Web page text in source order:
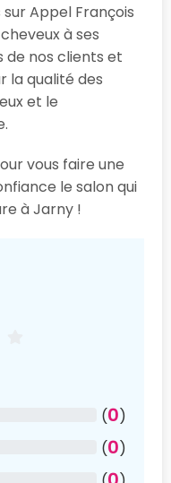
Appel François
à ses
de nos clients et
la qualité des
et le
vous faire une
le salon qui
à Jarny !
(0)
(0)